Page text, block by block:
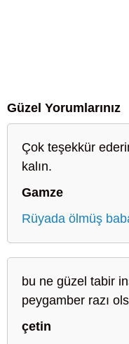
Güzel Yorumlarınız
Çok teşekkür
kalın.
Gamze
Rüyada ölmüş
bu ne güzel tabir
peygamber razı
çetin